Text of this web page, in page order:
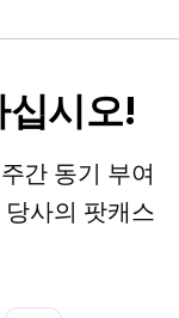
시오!
간 동기 부여
사의 팟캐스